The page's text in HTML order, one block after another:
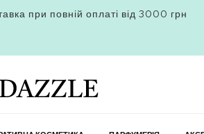
при повній оплаті від 3000 грн